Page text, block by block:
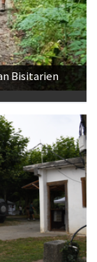
Bisitarien